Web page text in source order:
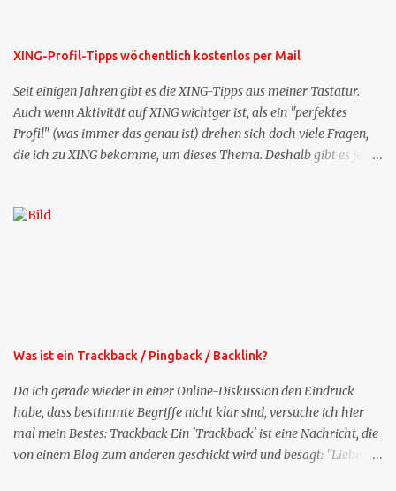
XING-Profil-Tipps wöchentlich kostenlos per Mail
Seit einigen Jahren gibt es die XING-Tipps aus meiner Tastatur.
Auch wenn Aktivität auf XING wichtger ist, als ein "perfektes
Profil" (was immer das genau ist) drehen sich doch viele Fragen,
die ich zu XING bekomme, um dieses Thema. Deshalb gibt es jetzt
bekommen Sie kostenlos eine weitere Folge. Die Startsequenz ist 16
Was ist ein Trackback / Pingback / Backlink?
Da ich gerade wieder in einer Online-Diskussion den Eindruck
habe, dass bestimmte Begriffe nicht klar sind, versuche ich hier
mal mein Bestes: Trackback Ein 'Trackback' ist eine Nachricht, die
von einem Blog zum anderen geschickt wird und besagt: "Lieber